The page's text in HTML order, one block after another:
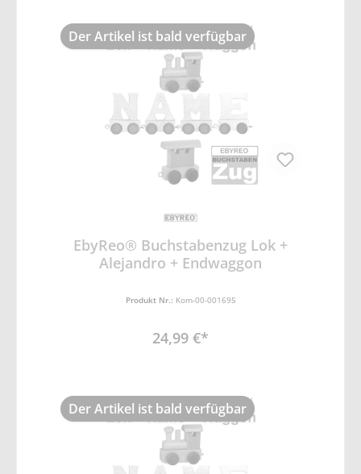
Der Artikel ist bald verfügbar
EbyReo® Buchstabenzug Lok +
Alejandro + Endwaggon
Produkt Nr.: Kom-00-001695
24,99 €*
Der Artikel ist bald verfügbar